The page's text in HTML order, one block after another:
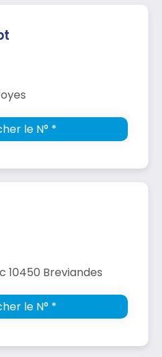
le N° *
10450 Breviandes
le N° *